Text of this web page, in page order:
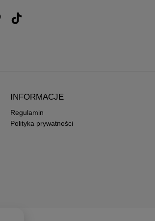
INFORMACJE
Regulamin
Polityka prywatności